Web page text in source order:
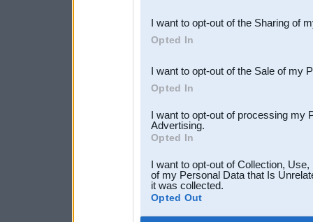
Downstream Participants
third parties.
I want to opt-out of the Sharing of
Opted In
I want to opt-out of the Sale of my
Opted In
I want to opt-out of processing my
Advertising.
Opted In
I want to opt-out of Collection,
of my Personal Data that Is
it was collected.
Opted Out